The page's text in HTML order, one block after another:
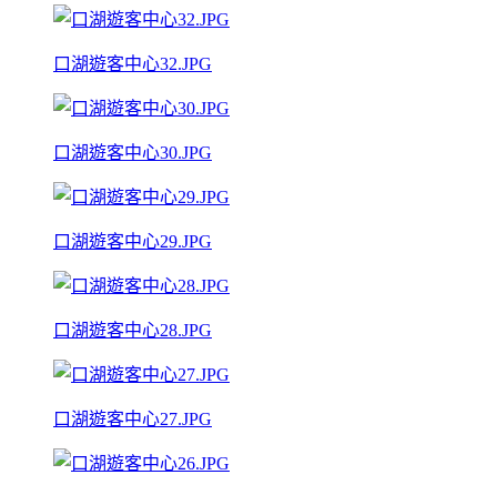
口湖遊客中心32.JPG
口湖遊客中心30.JPG
口湖遊客中心29.JPG
口湖遊客中心28.JPG
口湖遊客中心27.JPG